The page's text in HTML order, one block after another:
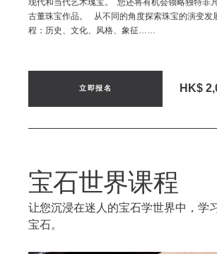
现代和当代艺术瑰宝。 您还将有机会领略独特非
古董珠宝作品。 从不同的角度探索珠宝的演变发
程：历史、文化、风格、象征……
立即报名 HK$
宝石世界课程
让您沉浸在迷人的宝石学世界中，学
宝石。